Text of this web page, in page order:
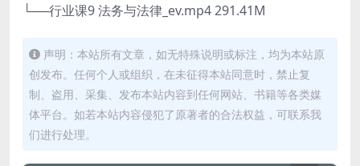
└──行业课9 法务与法律_ev.mp4 291.41M
声明：本站所有文章，如无特殊说明或标注，均为本站原
创发布。任何个人或组织，在未征得本站同意时，禁止复
制、盗用、采集、发布本站内容到任何网站、书籍等各类媒
体平台。如若本站内容侵犯了原著者的合法权益，可联系我
们进行处理。